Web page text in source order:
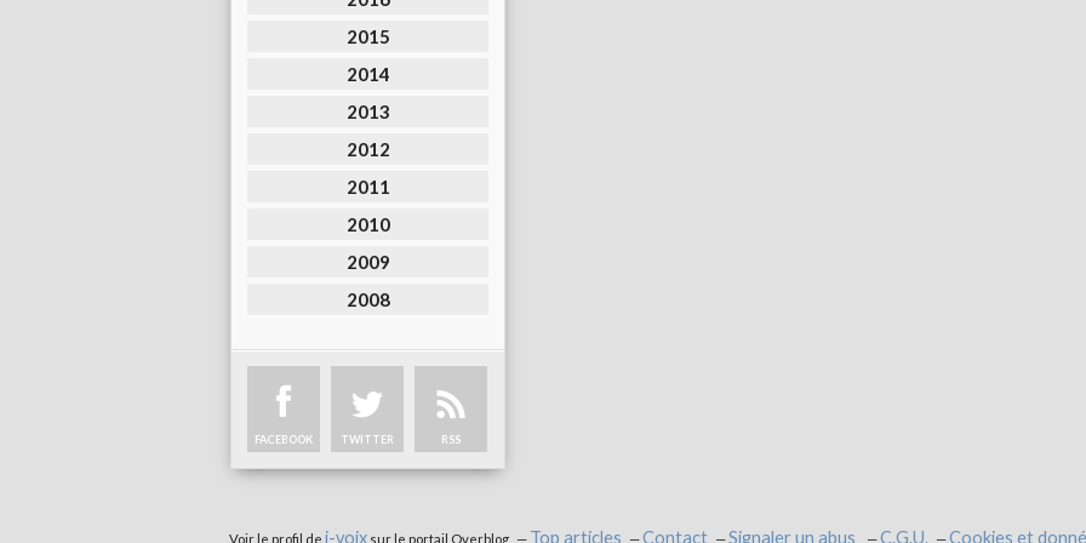
2015
2014
2013
2012
2011
2010
2009
2008
FACEBOOK TWITTER RSS
Voir le profil de i-voixsur le portail Overblog Top articles Contact Signaler un abus C.G.U. Cookies et